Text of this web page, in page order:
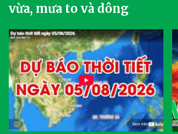
vừa, mưa to và dông